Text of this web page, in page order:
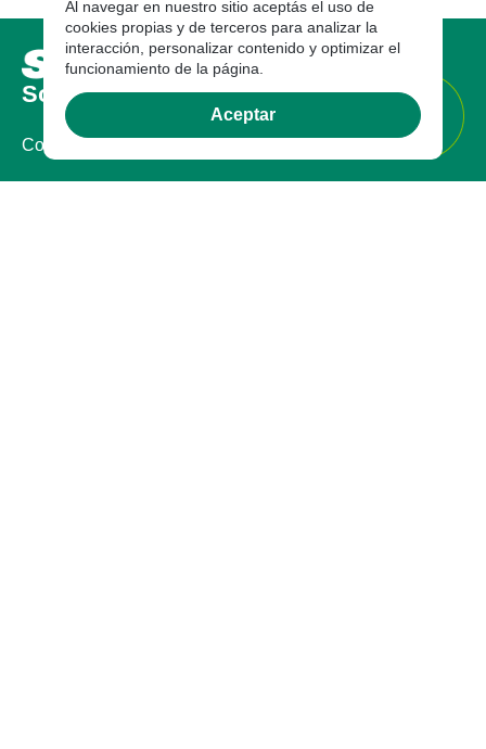
Sobre nosotros
Compañia
Al navegar en nuestro sitio aceptás el uso de
cookies propias y de terceros para analizar la
interacción, personalizar contenido y optimizar el
funcionamiento de la página.
Aceptar